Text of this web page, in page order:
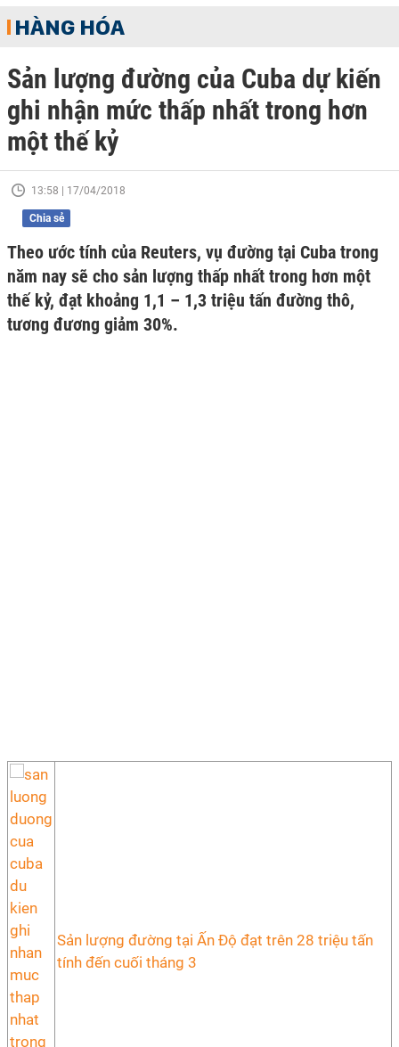
HÀNG HÓA
Sản lượng đường của Cuba dự kiến
ghi nhận mức thấp nhất trong hơn
một thế kỷ
13:58 | 17/04/2018
Chia sẻ
Theo ước tính của Reuters, vụ đường tại Cuba trong
năm nay sẽ cho sản lượng thấp nhất trong hơn một
thế kỷ, đạt khoảng 1,1 – 1,3 triệu tấn đường thô,
tương đương giảm 30%.
Sản lượng đường tại Ấn Độ đạt trên 28 triệu tấn
tính đến cuối tháng 3